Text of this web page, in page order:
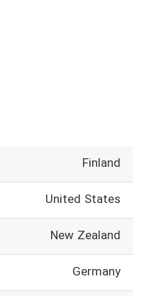
Finland
United States
New Zealand
Germany